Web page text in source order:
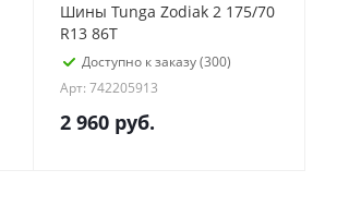
Шины Tunga Zodiak 2 175/70
R13 86T
Доступно к заказу (300)
Арт: 742205913
2 960 руб.